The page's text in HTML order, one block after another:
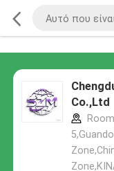
Co.,Ltd